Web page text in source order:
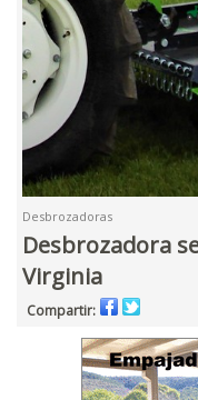
Desbrozadoras
Desbrozadora
Virginia
Compartir: